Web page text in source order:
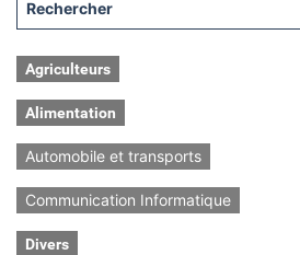
Agriculteurs
Alimentation
Automobile et transports
Communication Informatique
Divers